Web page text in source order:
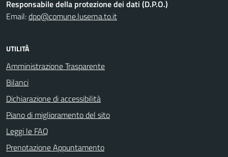
Responsabile della protezione dei dati (D.P.O.)
Email:dpo@comune.luserna.to.it
UTILITÀ
Amministrazione Trasparente
Bilanci
Dichiarazione di accessibilità
Piano di miglioramento del sito
Leggi le FAQ
Prenotazione Appuntamento